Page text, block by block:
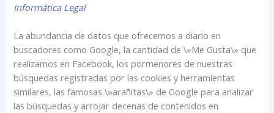
Informática Legal
La abundancia de datos que ofrecemos a diario en
buscadores como Google, la cantidad de \»Me Gusta\» que
realizamos en Facebook, los pormenores de nuestras
búsquedas registradas por las cookies y herramientas
similares, las famosas \»arañitas\» de Google para analizar
las búsquedas y arrojar decenas de contenidos en